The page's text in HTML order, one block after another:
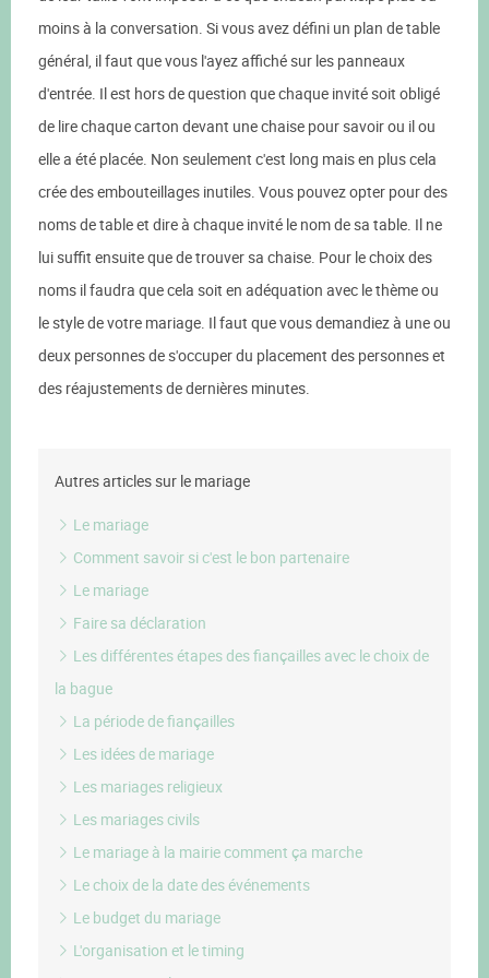
moins à la conversation. Si vous avez défini un plan de table
général, il faut que vous l'ayez affiché sur les panneaux
d'entrée. Il est hors de question que chaque invité soit obligé
de lire chaque carton devant une chaise pour savoir ou il ou
elle a été placée. Non seulement c'est long mais en plus cela
crée des embouteillages inutiles. Vous pouvez opter pour des
noms de table et dire à chaque invité le nom de sa table. Il ne
lui suffit ensuite que de trouver sa chaise. Pour le choix des
noms il faudra que cela soit en adéquation avec le thème ou
le style de votre mariage. Il faut que vous demandiez à une ou
deux personnes de s'occuper du placement des personnes et
des réajustements de dernières minutes.
Autres articles sur le mariage
Le mariage
Comment savoir si c'est le bon partenaire
Le mariage
Faire sa déclaration
Les différentes étapes des fiançailles avec le choix de
la bague
La période de fiançailles
Les idées de mariage
Les mariages religieux
Les mariages civils
Le mariage à la mairie comment ça marche
Le choix de la date des événements
Le budget du mariage
L'organisation et le timing